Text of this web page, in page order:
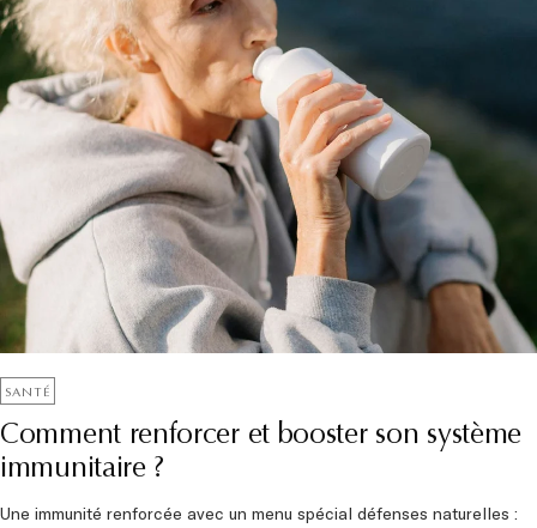
SANTÉ
Comment renforcer et booster son système
immunitaire ?
Une immunité renforcée avec un menu spécial défenses naturelles :